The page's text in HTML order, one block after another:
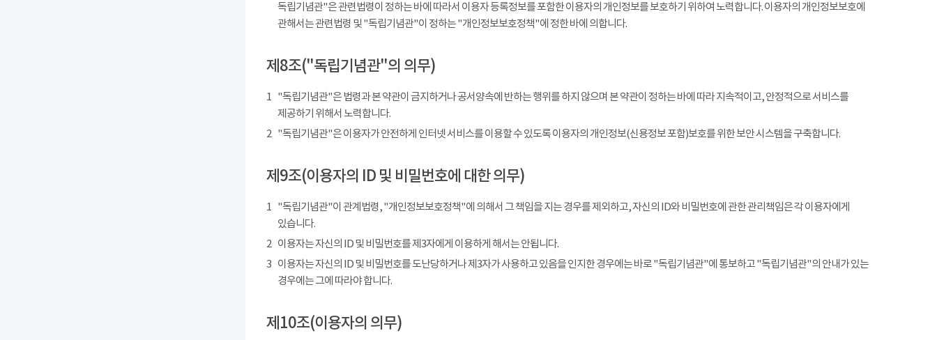
독립기념관"은 관련법령이 정하는 바에 따라서 이용자 등록정보를 포함한 이용자의 개인정보를 보호하기 위하여 노력합니다. 이용자의 개인정보보호에
관해서는 관련법령 및 "독립기념관"이 정하는 "개인정보보호정책"에 정한 바에 의합니다.
제8조("독립기념관"의 의무)
1 "독립기념관"은 법령과 본 약관이 금지하거나 공서양속에 반하는 행위를 하지 않으며 본 약관이 정하는 바에 따라 지속적이고, 안정적으로 서비스를
제공하기 위해서 노력합니다.
2 "독립기념관"은 이용자가 안전하게 인터넷 서비스를 이용할 수 있도록 이용자의 개인정보(신용정보 포함)보호를 위한 보안 시스템을 구축합니다.
제9조(이용자의 ID 및 비밀번호에 대한 의무)
1 "독립기념관"이 관계법령, "개인정보보호정책"에 의해서 그 책임을 지는 경우를 제외하고, 자신의 ID와 비밀번호에 관한 관리책임은 각 이용자에게
있습니다.
2 이용자는 자신의 ID 및 비밀번호를 제3자에게 이용하게 해서는 안됩니다.
3 이용자는 자신의 ID 및 비밀번호를 도난당하거나 제3자가 사용하고 있음을 인지한 경우에는 바로 "독립기념관"에 통보하고 "독립기념관"의 안내가 있는
경우에는 그에 따라야 합니다.
제10조(이용자의 의무)